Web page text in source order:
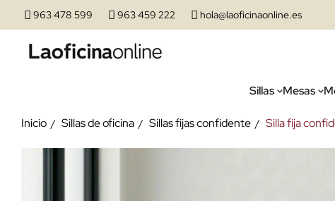
963 478 599 963 459 222 hola@laoficinaonline.es
Sillas Mesas
Inicio Sillas de oficina Sillas fijas confidente Silla fija